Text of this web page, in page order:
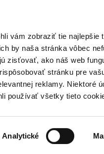
vám zobraziť tie najlepšie
by naša stránka vôbec
zisťovať, ako náš web
stránku pre
reklamy. Niektoré
používať všetky tieto
Analytické